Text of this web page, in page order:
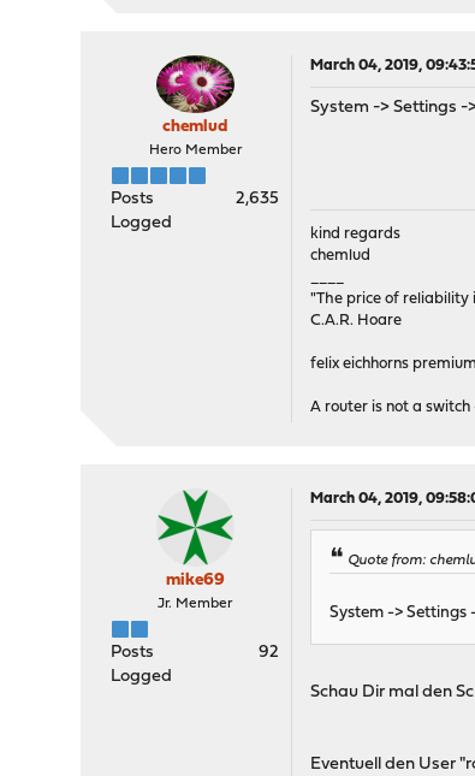
chemlud
Hero Member
Posts
2,635
Logged
March 04, 2019,
System -> Settings -
kind regards
chemlud
"The price of reliability
C.A.R. Hoare
felix eichhorns
A router is not a
mike69
Jr. Member
Posts
92
Logged
March 04, 2019,
Quote from:
System -> Settings
Schau Dir mal den
Eventuell den User